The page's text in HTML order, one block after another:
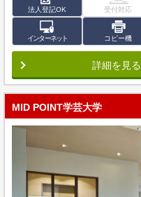
法人登記OK 受付対応
インターネット コピー機
詳細を見る
MID POINT学芸大学